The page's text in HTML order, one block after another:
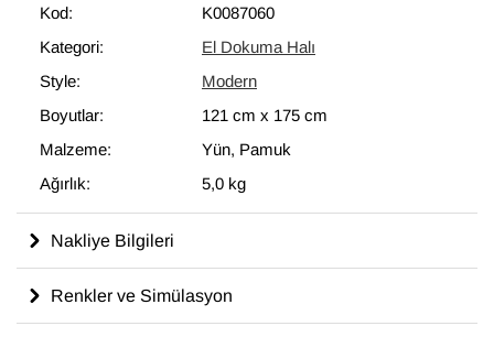
Kod:
K0087060
Kategori:
El Dokuma Halı
Style:
Modern
Boyutlar:
121 cm x 175 cm
Malzeme:
Yün, Pamuk
Ağırlık:
5,0 kg
Nakliye Bilgileri
Renkler ve Simülasyon